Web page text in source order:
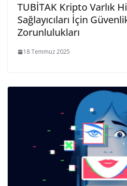
TUBİTAK Kripto Varlık
Sağlayıcıları İçin
Zorunlulukları
18 Temmuz 2025